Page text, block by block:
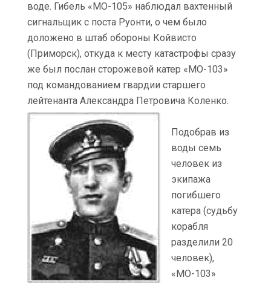
воде. Гибель «МО-105» наблюдал вахтенный
сигнальщик с поста Руонти, о чем было
доложено в штаб обороны Койвисто
(Приморск), откуда к месту катастрофы сразу
же был послан сторожевой катер «МО-103»
под командованием гвардии старшего
лейтенанта Александра Петровича Коленко.
Подобрав из
воды семь
человек из
экипажа
погибшего
катера (судьбу
корабля
разделили 20
человек),
«МО-103»